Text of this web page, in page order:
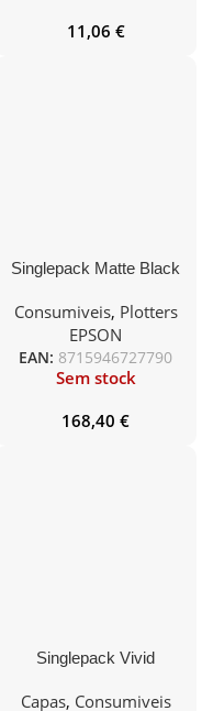
11,06 €
Singlepack Matte Black
PRO 12 350ml
Consumiveis, Plotters
EPSON
EAN: 8715946727790
Sem stock
168,40 €
Singlepack Vivid
UltraChrome Pro 10 ink
Capas, Consumiveis